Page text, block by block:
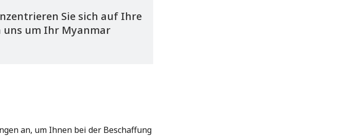
Sie sich auf Ihre
uns um Ihr Myanmar
an, um Ihnen bei der Beschaffung